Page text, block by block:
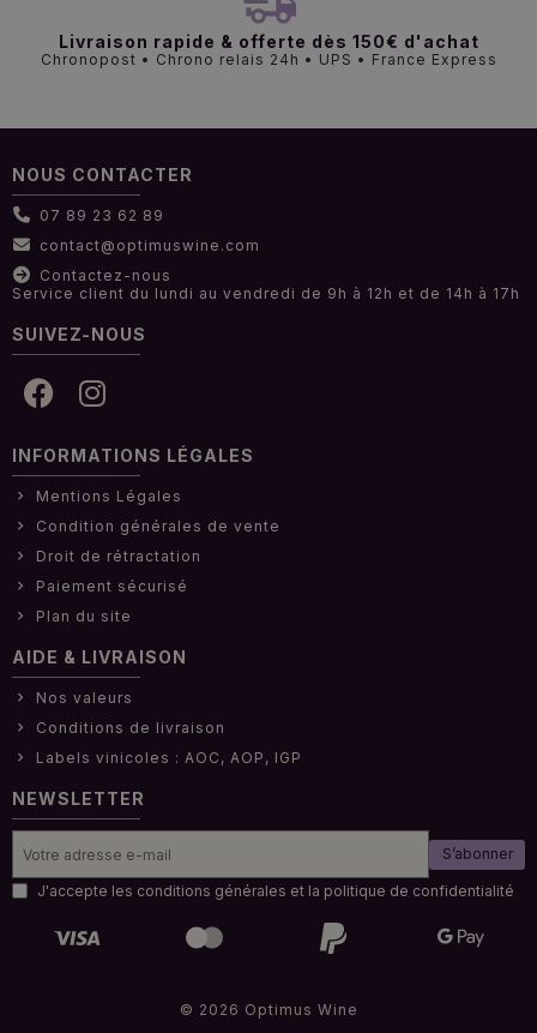
Livraison rapide & offerte dès 150€ d'achat
Chronopost • Chrono relais 24h • UPS • France Express
NOUS CONTACTER
07 89 23 62 89
contact@optimuswine.com
Contactez-nous
Service client du lundi au vendredi de 9h à 12h et de 14h à 17h
SUIVEZ-NOUS
INFORMATIONS LÉGALES
Mentions Légales
Condition générales de vente
Droit de rétractation
Paiement sécurisé
Plan du site
AIDE & LIVRAISON
Nos valeurs
Conditions de livraison
Labels vinicoles : AOC, AOP, IGP
NEWSLETTER
S’abonner
J'accepte les conditions générales et la politique de confidentialité
© 2026 Optimus Wine